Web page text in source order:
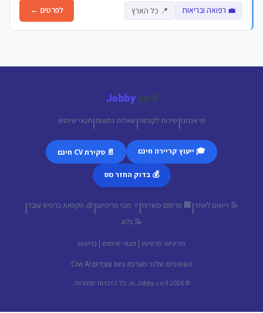
💼 רפואה ובריאות 📍 כל הארץ לפרטים ←
Jobby.co.il
מי אנחנו|שירות לקוחות|שאלות נפוצות|תנאי שימוש
🎓 ייעוץ קריירה חינם 📄 סקירת CV חינם
💰 בדוק החזר מס
📝 רישום לאתר| 🏢 פרסום משרות|⭐ מנוי פרימיום|🧊 הקפאת כרטיס עובד|
📝 בלוג
מדיניות פרטיות | תנאי שימוש | נגישות
השותפים שלנו: מערכת גיוס עובדים Civi AI
© 2026 ai.Jobby.co.il. כל הזכויות שמורות.